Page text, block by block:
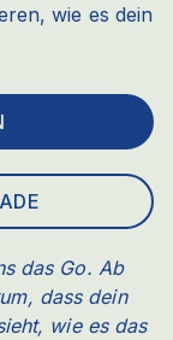
wie es dein
das Go. Ab
dass dein
wie es das